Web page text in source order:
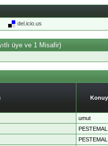
del.icio.us
üye ve 1 Misafir)
umut
PESTEMAL
PESTEMAL